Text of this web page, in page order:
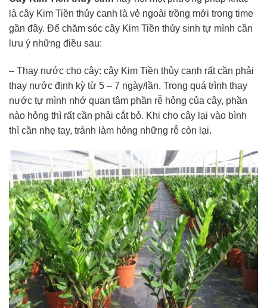
là cây Kim Tiền thủy canh là vẻ ngoài trồng mới trong time
gần đây. Để chăm sóc cây Kim Tiền thủy sinh tự mình cần
lưu ý những điều sau:
– Thay nước cho cây: cây Kim Tiền thủy canh rất cần phải
thay nước định kỳ từ 5 – 7 ngày/lần. Trong quá trình thay
nước tự mình nhớ quan tâm phần rễ hỏng của cây, phần
nào hỏng thì rất cần phải cắt bỏ. Khi cho cây lại vào bình
thì cần nhẹ tay, tránh làm hỏng những rễ còn lại.